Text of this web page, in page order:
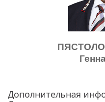
Дополнительная